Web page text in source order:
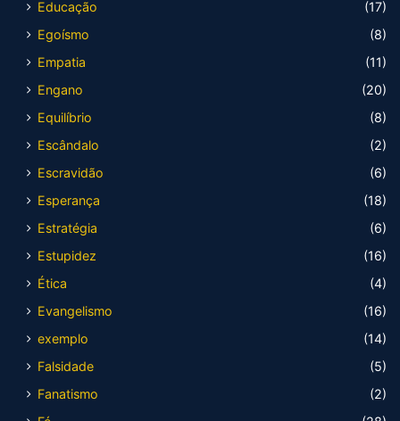
Educação
(17)
Egoísmo
(8)
Empatia
(11)
Engano
(20)
Equilíbrio
(8)
Escândalo
(2)
Escravidão
(6)
Esperança
(18)
Estratégia
(6)
Estupidez
(16)
Ética
(4)
Evangelismo
(16)
exemplo
(14)
Falsidade
(5)
Fanatismo
(2)